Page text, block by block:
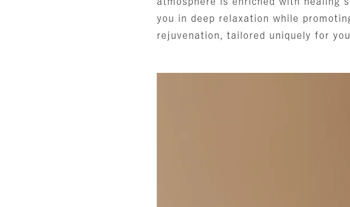
you in deep relaxation while
rejuvenation, tailored uniquely for you.